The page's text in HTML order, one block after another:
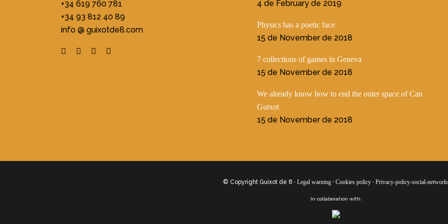
+34 619 760 781
+34 93 812 40 89
info @ guixotde8.com
4 de February de 2019
Physics has a poetic face
15 de November de 2018
7 collections of games in Geneva
15 de November de 2018
We already know how to end the outer space of Can
Guixot
15 de November de 2018
© Copyright Guixot de 8 · Legal warning· Cookies policy· Privacy-policy-social-
In collaboration with: